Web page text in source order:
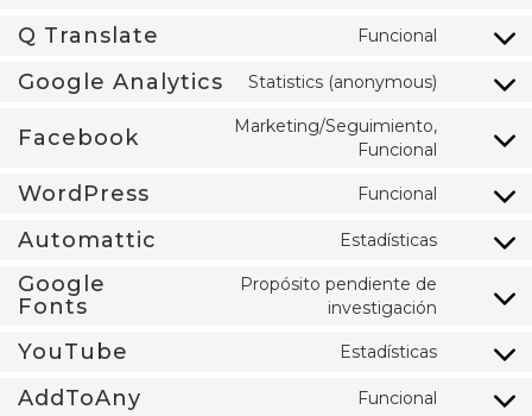
Q Translate
Funcional
Google Analytics Statistics (anonymous)
Facebook
Marketing/Seguimiento,
Funcional
WordPress Funcional
Automattic Estadísticas
Google
Fonts
Propósito pendiente de
investigación
YouTube Estadísticas
AddToAny Funcional